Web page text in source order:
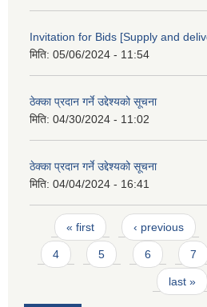
Invitation for Bids [Supply and
मिति: 05/06/2024 - 11:54
ठेक्का प्रदान गर्ने उद्देश्यको सूचना
मिति: 04/30/2024 - 11:02
ठेक्का प्रदान गर्ने उद्देश्यको सूचना
मिति: 04/04/2024 - 16:41
Pages
« first ‹ previous
4 5 6 7
last »